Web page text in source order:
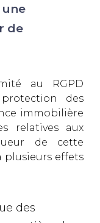
une
de
au RGPD
des
immobilière
relatives aux
de cette
effets
des